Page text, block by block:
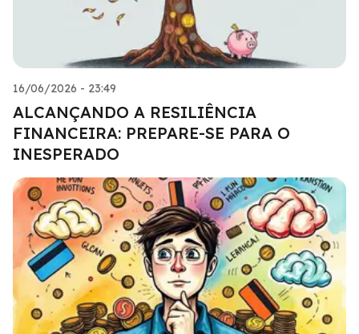
16/06/2026 - 23:49
ALCANÇANDO A RESILIÊNCIA
FINANCEIRA: PREPARE-SE PARA O
INESPERADO